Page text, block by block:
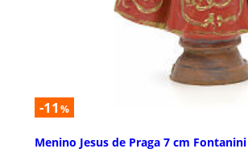
-11 %
Menino Jesus de Praga 7 cm Fontanini